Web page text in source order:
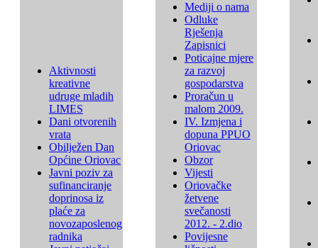
Aktivnosti
kreativne
udruge mladih
LIMES
Dani otvorenih
vrata
Obilježen Dan
Općine Oriovac
Javni poziv za
sufinanciranje
doprinosa iz
plaće za
novozaposlenog
radnika
Mediji o nama
Odluke
Rješenja
Zapisnici
Poticajne mjere
za razvoj
gospodarstva
Proračun u
malom 2009.
IV. Izmjena i
dopuna PPUO
Oriovac
Obzor
Vijesti
Oriovačke
žetvene
svečanosti
2012. - 2.dio
Povijesne